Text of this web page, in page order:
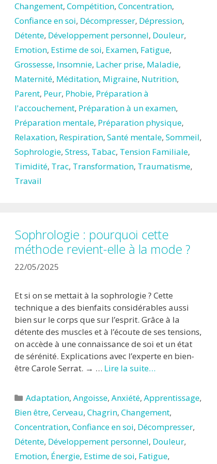
Changement, Compétition, Concentration,
Confiance en soi, Décompresser, Dépression,
Détente, Développement personnel, Douleur,
Emotion, Estime de soi, Examen, Fatigue,
Grossesse, Insomnie, Lacher prise, Maladie,
Maternité, Méditation, Migraine, Nutrition,
Parent, Peur, Phobie, Préparation à
l'accouchement, Préparation à un examen,
Préparation mentale, Préparation physique,
Relaxation, Respiration, Santé mentale, Sommeil,
Sophrologie, Stress, Tabac, Tension Familiale,
Timidité, Trac, Transformation, Traumatisme,
Travail
Sophrologie : pourquoi cette
méthode revient-elle à la mode ?
22/05/2025
Et si on se mettait à la sophrologie ? Cette
technique a des bienfaits considérables aussi
bien sur le corps que sur l’esprit. Grâce à la
détente des muscles et à l’écoute de ses tensions,
on accède à une connaissance de soi et un état
de sérénité. Explications avec l’experte en bien-
être Carole Serrat. → … Lire la suite…
Catégories
Adaptation,Angoisse,Anxiété,Apprentissage,
Bien être, Cerveau, Chagrin, Changement,
Concentration, Confiance en soi, Décompresser,
Détente, Développement personnel, Douleur,
Emotion, Énergie, Estime de soi, Fatigue,